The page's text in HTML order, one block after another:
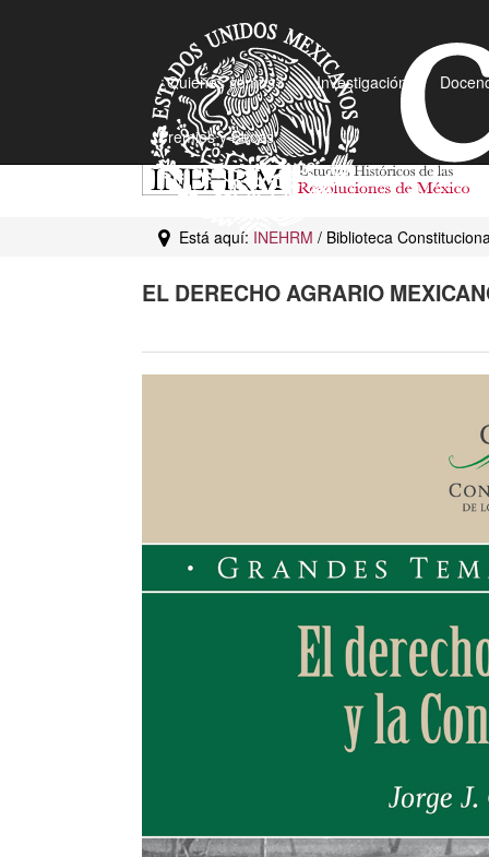
¿Quiénes somos? Investigación
Premios y Becas
Está aquí: INEHRM / Biblioteca
EL DERECHO AGRARIO